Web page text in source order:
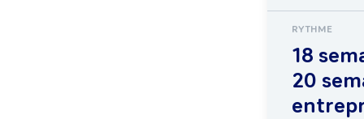
RYTHME
18
20